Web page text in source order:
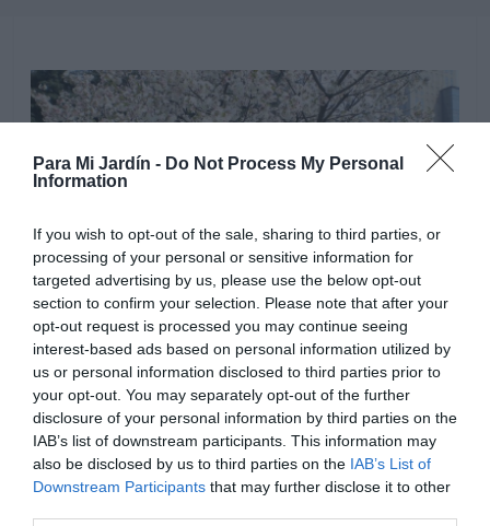
Para Mi Jardín - Do Not Process My Personal
Information
If you wish to opt-out of the sale, sharing to third parties, or
processing of your personal or sensitive information for
targeted advertising by us, please use the below opt-out
section to confirm your selection. Please note that after your
opt-out request is processed you may continue seeing
interest-based ads based on personal information utilized by
us or personal information disclosed to third parties prior to
your opt-out. You may separately opt-out of the further
disclosure of your personal information by third parties on the
IAB’s list of downstream participants. This information may
also be disclosed by us to third parties on the IAB’s List of
Downstream Participants that may further disclose it to other
Situación soleada, suelo fértil ligeramente húmedo y bien
drenado. Es un árbol muy ornamental utilizado
frecuentemente en jardines públicos y privados como
ejemplar aislado o creando preciosos bosques, cultivado
especialmente por su extraordinaria floración
primaveral. En Washington D. C. lucen espectaculares en
los jardines próximos al Jefferson Memorial junto con
otras variedades de Prunus japones como el « Prunus